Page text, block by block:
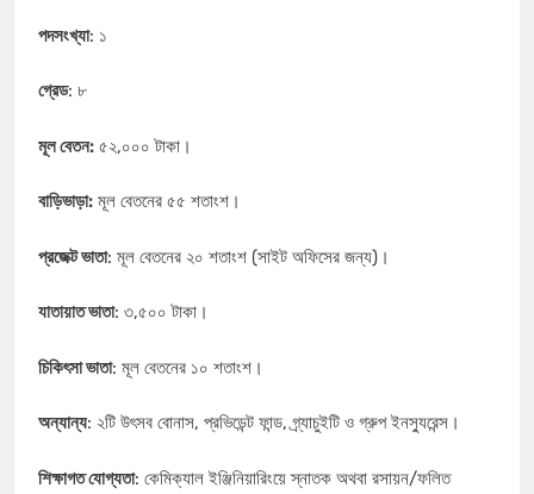
পদসংখ্যা: ১
গ্রেড: ৮
মূল বেতন: ৫২,০০০ টাকা।
বাড়িভাড়া: মূল বেতনের ৫৫ শতাংশ।
প্রজেক্ট ভাতা: মূল বেতনের ২০ শতাংশ (সাইট অফিসের জন্য)।
যাতায়াত ভাতা: ৩,৫০০ টাকা।
চিকিৎসা ভাতা: মূল বেতনের ১০ শতাংশ।
অন্যান্য: ২টি উৎসব বোনাস, প্রভিডেন্ট ফান্ড, গ্র্যাচুইটি ও গ্রুপ ইনস্যুরেন্স।
শিক্ষাগত যোগ্যতা: কেমিক্যাল ইঞ্জিনিয়ারিংয়ে স্নাতক অথবা রসায়ন/ফলিত